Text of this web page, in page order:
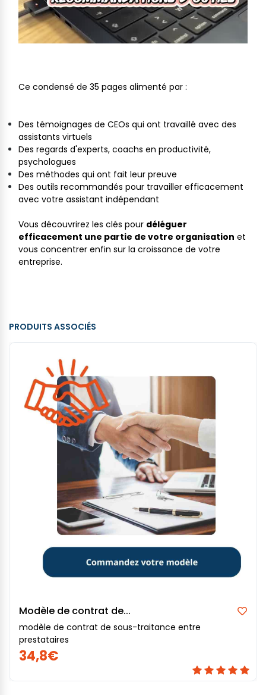
Ce condensé de 35 pages alimenté par :
Des témoignages de CEOs qui ont travaillé avec des
assistants virtuels
Des regards d'experts, coachs en productivité,
psychologues
Des méthodes qui ont fait leur preuve
Des outils recommandés pour travailler efficacement
avec votre assistant indépendant
Vous découvrirez les clés pour déléguer
efficacement une partie de votre organisation et
vous concentrer enfin sur la croissance de votre
entreprise.
PRODUITS ASSOCIÉS
Modèle de contrat de...
modèle de contrat de sous-traitance entre
prestataires
34,8€